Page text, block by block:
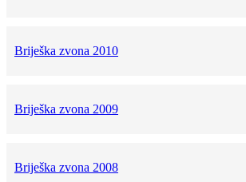
Briješka zvona 2010
Briješka zvona 2009
Briješka zvona 2008